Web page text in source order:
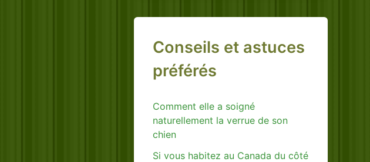
Conseils et astuces
préférés
Comment elle a soigné
naturellement la verrue de son
chien
Si vous habitez au Canada du côté